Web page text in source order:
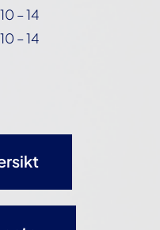
– 14
– 14